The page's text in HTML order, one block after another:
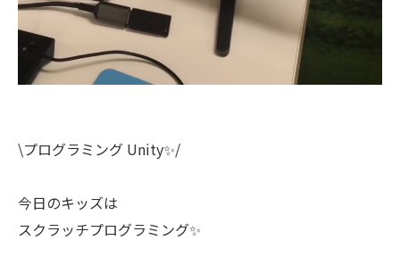
\プログラミング Unity✨/
今日のキッズは
スクラッチプログラミング✨